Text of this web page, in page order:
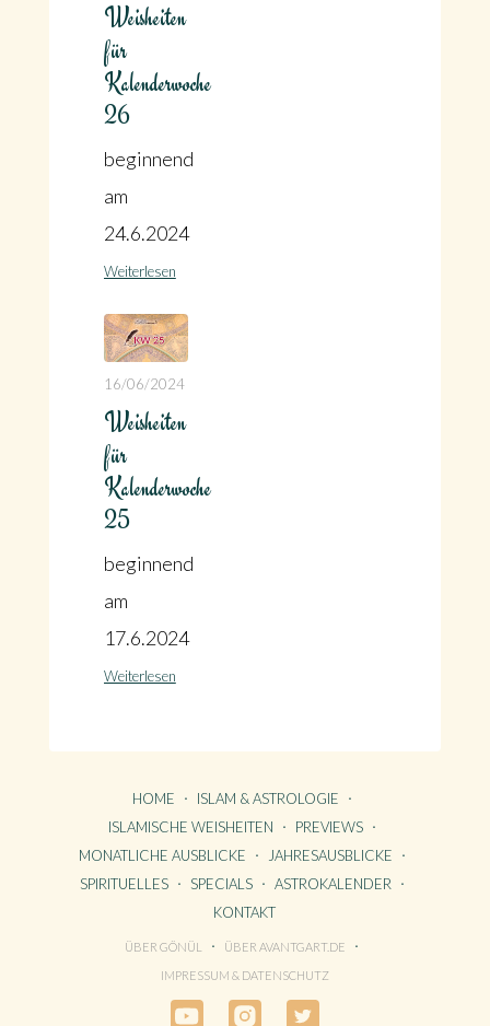
Weisheiten
für
Kalenderwoche
26
beginnend
am
24.6.2024
Weiterlesen
16/06/2024
Weisheiten
für
Kalenderwoche
25
beginnend
am
17.6.2024
Weiterlesen
HOME
ISLAM & ASTROLOGIE
ISLAMISCHE WEISHEITEN
PREVIEWS
MONATLICHE AUSBLICKE
JAHRESAUSBLICKE
SPIRITUELLES
SPECIALS
ASTROKALENDER
KONTAKT
ÜBER GÖNÜL
ÜBER AVANTGART.DE
IMPRESSUM & DATENSCHUTZ